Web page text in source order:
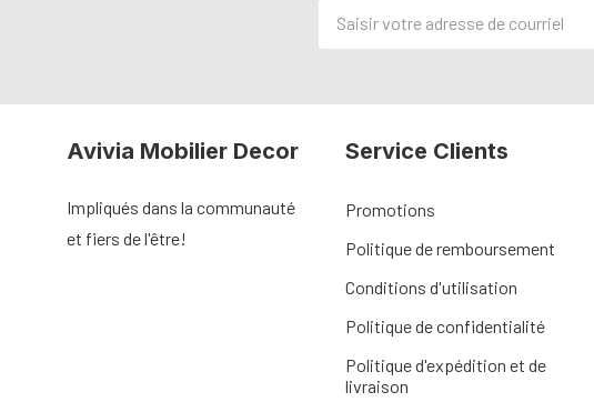
de
Avivia Mobilier Decor
Impliqués dans la communauté
et fiers de l'être!
Service Clients
Promotions
Politique de remboursement
Conditions d'utilisation
Politique de confidentialité
Politique d'expédition et de
livraison